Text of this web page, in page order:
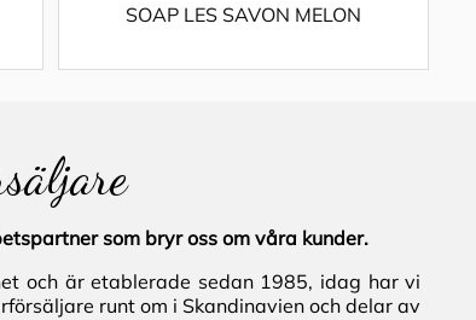
SOAP LES SAVON MELON
som bryr oss om våra kunder.
och är etablerade sedan 1985, idag har vi
runt om i Skandinavien och delar av